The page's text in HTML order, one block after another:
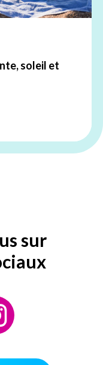
soleil et
sur